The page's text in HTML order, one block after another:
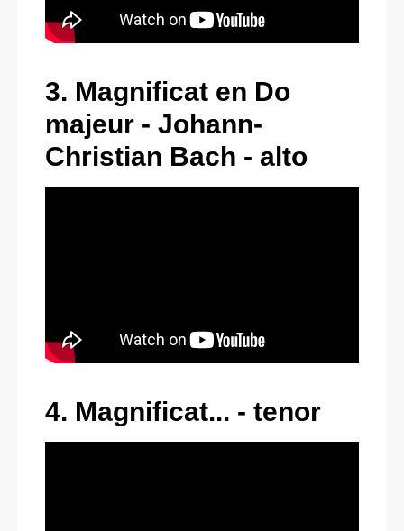
3. Magnificat en Do
majeur - Johann-
Christian Bach - alto
4. Magnificat... - tenor